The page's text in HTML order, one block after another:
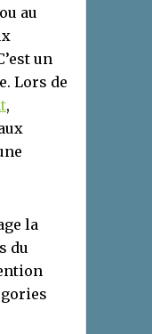
au
un
Lors de
,
la
du